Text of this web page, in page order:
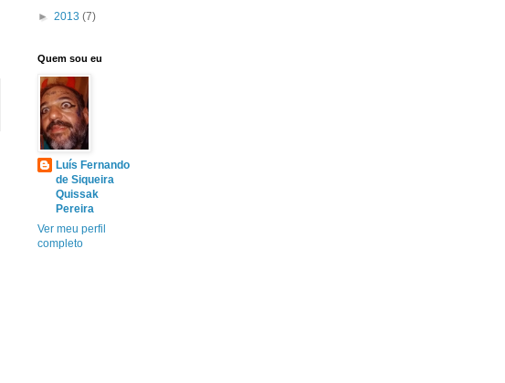
► 2013 (7)
Quem sou eu
Luís Fernando
de Siqueira
Quissak
Pereira
Ver meu perfil
completo